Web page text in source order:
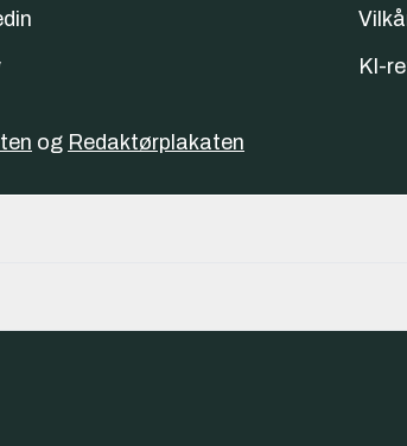
KI-
og Redaktørplakaten